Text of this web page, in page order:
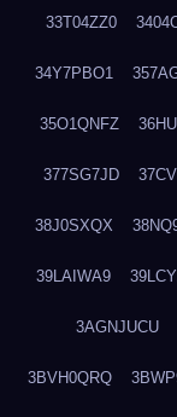
33T04ZZ0
34Y7PBO1
35O1QNFZ
377SG7JD
38J0SXQX
39LAIWA9
3AGNJUCU
3BVH0QRQ